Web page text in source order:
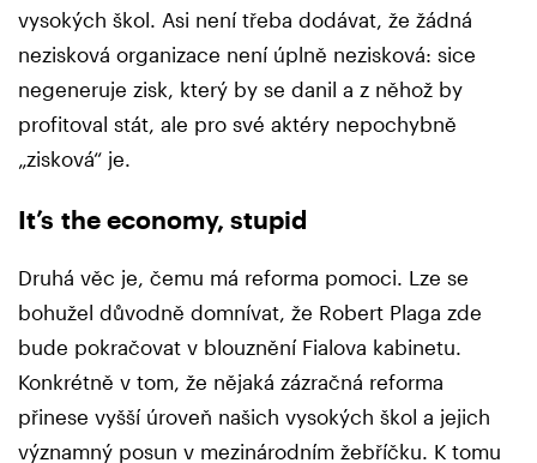
vysokých škol. Asi není třeba dodávat, že žádná
nezisková organizace není úplně nezisková: sice
negeneruje zisk, který by se danil a z něhož by
profitoval stát, ale pro své aktéry nepochybně
„zisková“ je.
It’s the economy, stupid
Druhá věc je, čemu má reforma pomoci. Lze se
bohužel důvodně domnívat, že Robert Plaga zde
bude pokračovat v blouznění Fialova kabinetu.
Konkrétně v tom, že nějaká zázračná reforma
přinese vyšší úroveň našich vysokých škol a jejich
významný posun v mezinárodním žebříčku. K tomu